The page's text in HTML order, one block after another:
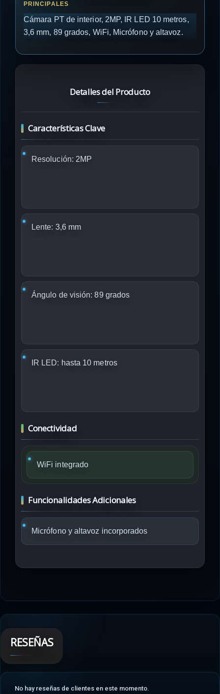
Cámara PT de interior, 2MP, IR LED 10 metros,
3,6 mm, 89 grados, WiFi, Micrófono y altavoz.
Detalles del Producto
Características Clave
Resolución: 2MP
Lente: 3,6 mm
Ángulo de visión: 89 grados
IR LED: hasta 10 metros
Conectividad
WiFi integrado
Funcionalidades Adicionales
Micrófono y altavoz incorporados
RESEÑAS
No hay reseñas de clientes en este momento.